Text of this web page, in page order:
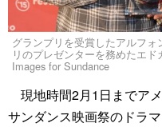
グランプリを受賞したアルフ
リのプレゼンターを務めたエ
Images for Sundance
現地時間2月1日までア
サンダンス映画祭のドラ